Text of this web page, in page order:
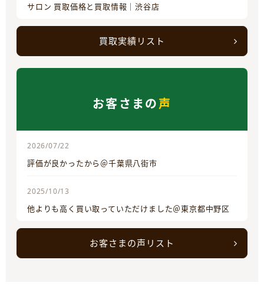
サロン 買取価格と買取情報｜渋谷店
買取実績リスト
お客さまの声
2026/07/22
評価が良かったから＠千葉県八街市
2025/10/13
他よりも高く買い取っていただけました＠東京都中野区
お客さまの声リスト